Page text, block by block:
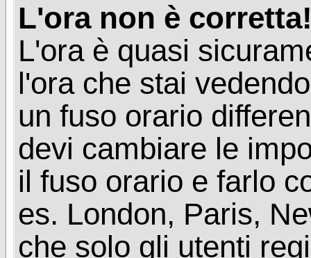
L'ora non è
L'ora è quasi
l'ora che stai
un fuso orario
devi cambiare le
il fuso orario e farlo
es. London, Paris,
che solo gli utenti